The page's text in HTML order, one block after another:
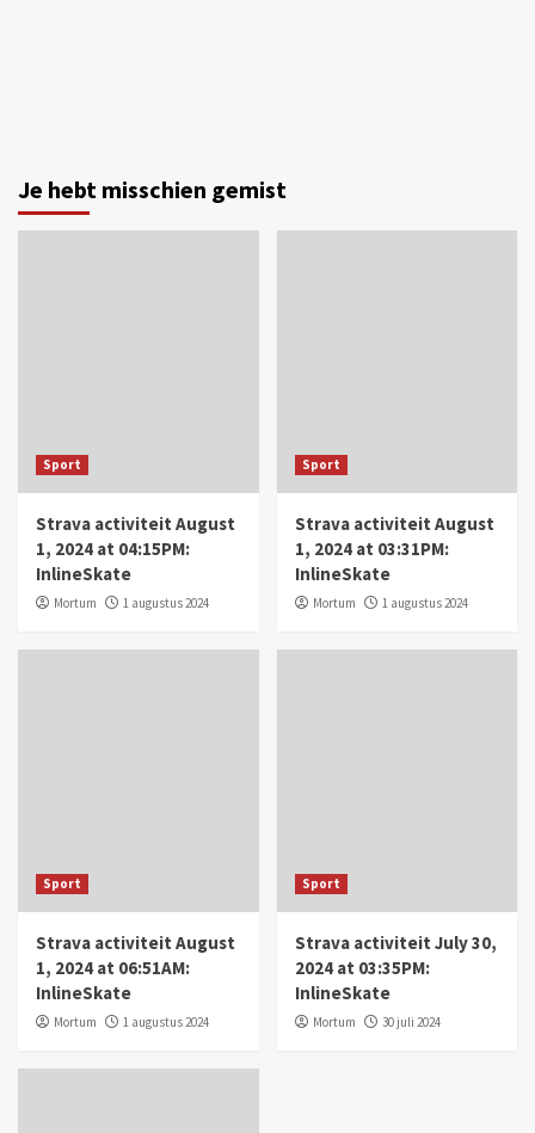
Je hebt misschien gemist
Sport
Strava activiteit August
1, 2024 at 04:15PM:
InlineSkate
Mortum 1 augustus 2024
Sport
Strava activiteit August
1, 2024 at 03:31PM:
InlineSkate
Mortum 1 augustus 2024
Sport
Strava activiteit August
1, 2024 at 06:51AM:
InlineSkate
Mortum 1 augustus 2024
Sport
Strava activiteit July 30,
2024 at 03:35PM:
InlineSkate
Mortum 30 juli 2024